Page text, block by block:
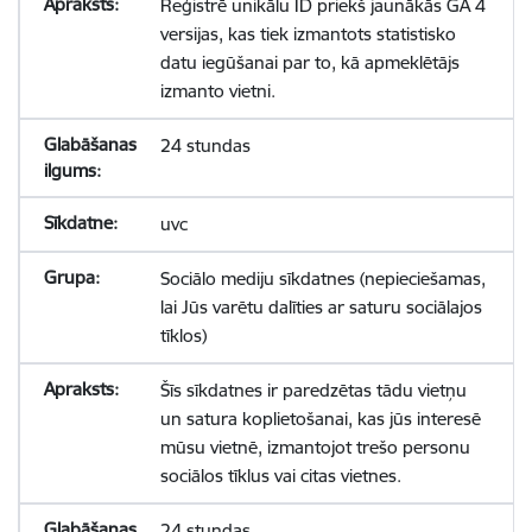
Reģistrē unikālu ID priekš jaunākās GA 4
versijas, kas tiek izmantots statistisko
datu iegūšanai par to, kā apmeklētājs
izmanto vietni.
24 stundas
uvc
Sociālo mediju sīkdatnes (nepieciešamas,
lai Jūs varētu dalīties ar saturu sociālajos
tīklos)
Šīs sīkdatnes ir paredzētas tādu vietņu
un satura koplietošanai, kas jūs interesē
mūsu vietnē, izmantojot trešo personu
sociālos tīklus vai citas vietnes.